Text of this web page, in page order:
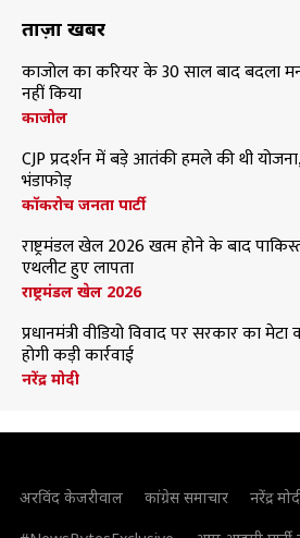
ताज़ा खबरें
काजोल का करियर के 30 साल बाद बदला
नहीं किया
काजोल
CJP प्रदर्शन में बड़े आतंकी हमले की थी
भंडाफोड़
कॉकरोच जनता पार्टी
राष्ट्रमंडल खेल 2026 खत्म होने के बाद
एथलीट हुए लापता
राष्ट्रमंडल खेल 2026
प्रधानमंत्री वीडियो विवाद पर सरकार का
होगी कड़ी कार्रवाई
नरेंद्र मोदी
अरविंद केजरीवाल कांग्रेस समाचार नरेंद्र